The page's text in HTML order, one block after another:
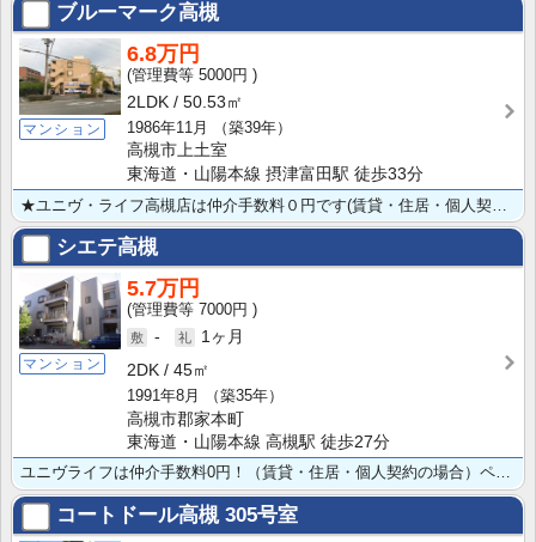
ブルーマーク高槻
マンション
6.8万円
5000円
2LDK
50.53㎡
1986年11月
（築39年）
高槻市上土室
東海道・山陽本線 摂津富田駅 徒歩33分
シエテ高槻
マンション
5.7万円
7000円
-
1ヶ月
2DK
45㎡
1991年8月
（築35年）
高槻市郡家本町
東海道・山陽本線 高槻駅 徒歩27分
ユニヴライフは仲介手数料0円！（賃貸・住居・個人契約の場合）ペット飼育相談可の2DKタイプ！バストイ･･･
コートドール高槻305号室